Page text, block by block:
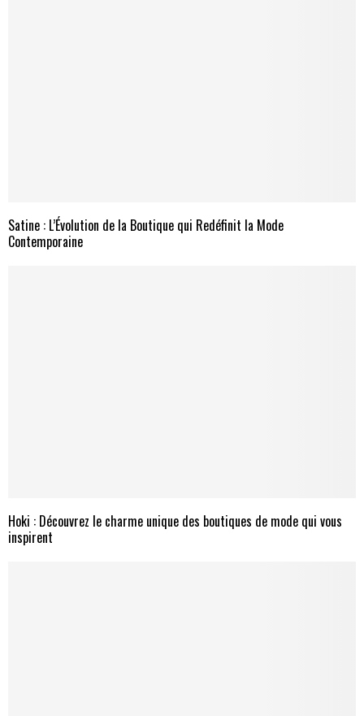
Satine : L’Évolution de la Boutique qui Redéfinit la Mode
Contemporaine
Hoki : Découvrez le charme unique des boutiques de mode qui vous
inspirent